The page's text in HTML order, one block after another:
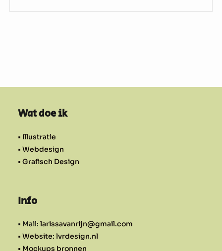
Wat doe ik
• Illustratie
• Webdesign
• Grafisch Design
Info
• Mail: larissavanrijn@gmail.com
• Website: lvrdesign.nl
• Mockups bronnen